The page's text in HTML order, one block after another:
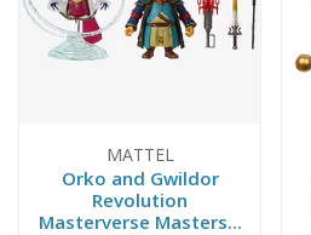
MATTEL
Orko and Gwildor
Revolution
Masterverse Masters...